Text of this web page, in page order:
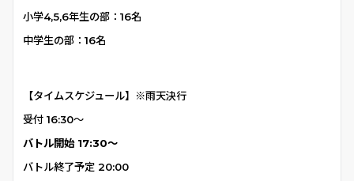
小学4,5,6年生の部：16名
中学生の部：16名
【タイムスケジュール】
※雨天決行
受付 16:30～
バトル開始 17:30〜
バトル終了予定 20:00